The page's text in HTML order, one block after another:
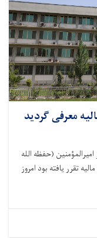
معرفی گردید
(حفظه الله
تقرر یافته بود امروز